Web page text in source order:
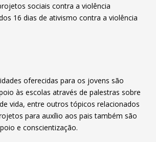
sociais contra a violência
16 dias de ativismo contra a violência
oferecidas para os jovens são
às escolas através de palestras sobre
vida, entre outros tópicos relacionados
para auxílio aos pais também são
e conscientização.